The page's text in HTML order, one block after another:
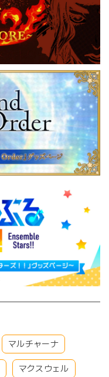
マルチャーナ
マクスウェル